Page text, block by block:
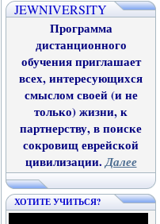
JEWNIVERSITY
Программа
дистанционного
обучения приглашает
всех, интересующихся
смыслом своей (и не
только) жизни, к
партнерству, в поиске
сокровищ еврейской
цивилизации.Далее
ХОТИТЕ УЧИТЬСЯ?